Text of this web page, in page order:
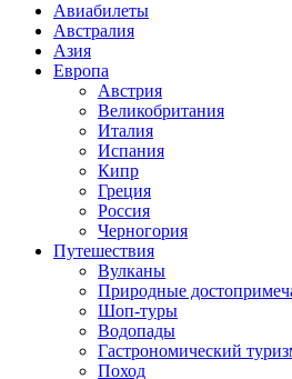
Авиабилеты
Австралия
Азия
Европа
Австрия
Великобритания
Италия
Испания
Кипр
Греция
Россия
Черногория
Путешествия
Вулканы
Природные
Шоп-туры
Водопады
Гастрономический
Поход